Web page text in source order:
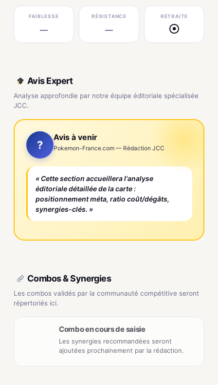
FAIBLESSE
—
RÉSISTANCE
—
RETRAITE
●
Avis Expert
Analyse approfondie par notre équipe éditoriale spécialisée
JCC.
?
Avis à venir
Pokemon-France.com — Rédaction JCC
« Cette section accueillera l'analyse
éditoriale détaillée de la carte :
positionnement méta, ratio coût/dégâts,
synergies-clés. »
Combos & Synergies
Les combos validés par la communauté compétitive seront
répertoriés ici.
Combo en cours de saisie
Les synergies recommandées seront
ajoutées prochainement par la rédaction.